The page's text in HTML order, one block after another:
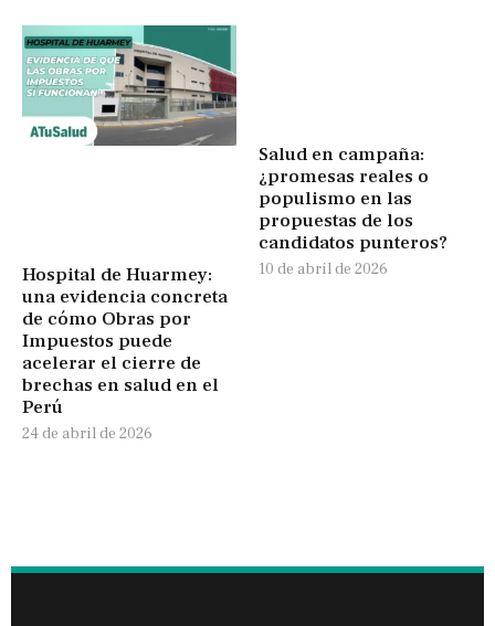
Hospital de Huarmey:
una evidencia concreta
de cómo Obras por
Impuestos puede
acelerar el cierre de
brechas en salud en el
Perú
24 de abril de 2026
Salud en campaña:
¿promesas reales o
populismo en las
propuestas de los
candidatos punteros?
10 de abril de 2026